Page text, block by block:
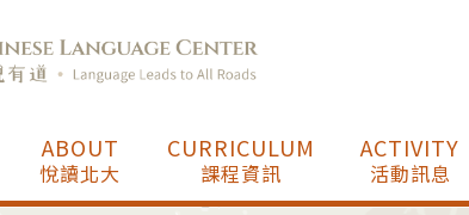
悅讀北大
ABOUT
課程資訊
CURRICULUM
活動訊息
ACTIVITY